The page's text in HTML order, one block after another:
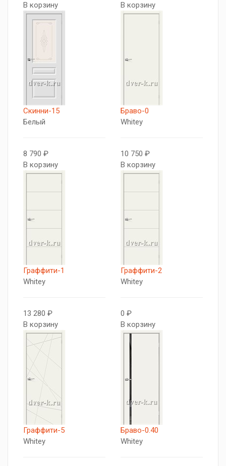
В корзину
В корзину
Скинни-15
Белый
8 790 ₽
В корзину
Браво-0
Whitey
10 750 ₽
В корзину
Граффити-1
Whitey
13 280 ₽
В корзину
Граффити-2
Whitey
0 ₽
В корзину
Граффити-5
Whitey
Браво-0.40
Whitey